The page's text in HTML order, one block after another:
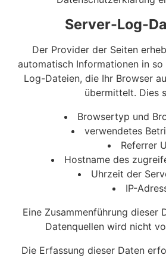
Server-Log-
Der Provider der Seiten
automatisch Informationen in so
Log-Dateien, die Ihr Browser
übermittelt. Dies
Browsertyp und
verwendetes
Referrer
Hostname des
Uhrzeit der
IP-
Eine Zusammenführung dieser
Datenquellen wird nicht
Die Erfassung dieser Daten